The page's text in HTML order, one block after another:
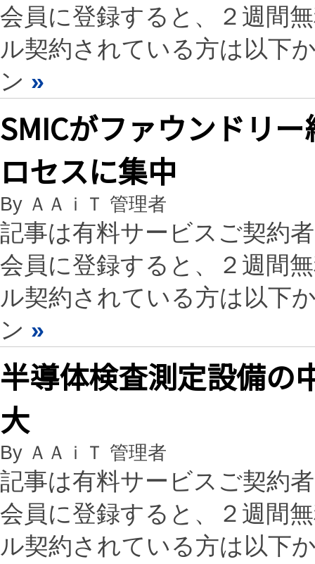
会員に登録すると、２週間
ル契約されている方は以下
ン »
SMICがファウンドリ
ロセスに集中
By ＡＡｉＴ 管理者
記事は有料サービスご契約
会員に登録すると、２週間
ル契約されている方は以下
ン »
半導体検査測定設備の
大
By ＡＡｉＴ 管理者
記事は有料サービスご契約
会員に登録すると、２週間
ル契約されている方は以下